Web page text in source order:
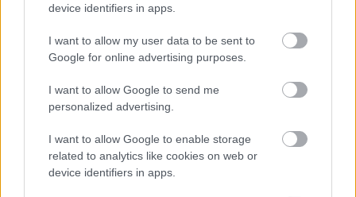
device identifiers in apps.
I want to allow my user data to be sent to
Google for online advertising purposes.
I want to allow Google to send me
personalized advertising.
I want to allow Google to enable storage
related to analytics like cookies on web or
device identifiers in apps.